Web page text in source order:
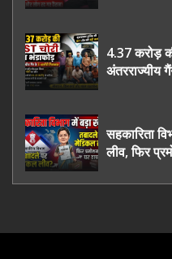
4.37 करोड़
अंतरराज्यीय
सहकारिता
लीव, फिर